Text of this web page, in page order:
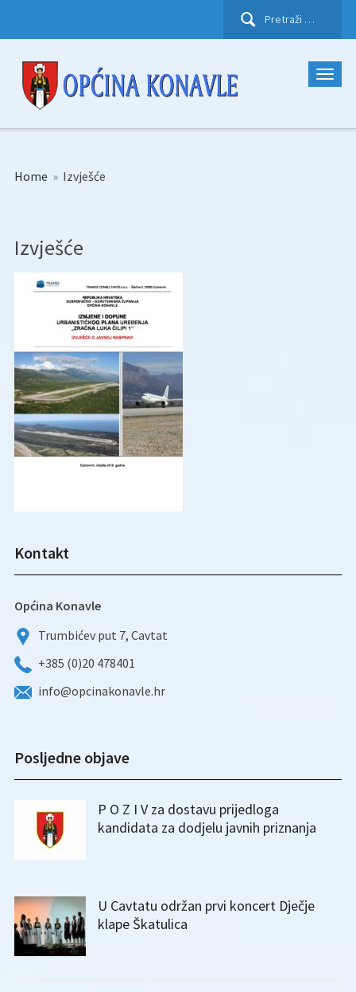
Pretraži:
Home » Izvješće
Izvješće
Kontakt
Općina Konavle
Trumbićev put 7, Cavtat
+385 (0)20 478401
info@opcinakonavle.hr
Posljedne objave
P O Z I V za dostavu prijedloga
kandidata za dodjelu javnih priznanja
U Cavtatu održan prvi koncert Dječje
klape Škatulica